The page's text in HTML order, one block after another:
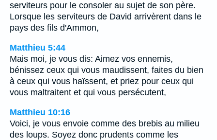
serviteurs pour le consoler au sujet de son père.
Lorsque les serviteurs de David arrivèrent dans le
pays des fils d'Ammon,
Matthieu 5:44
Mais moi, je vous dis: Aimez vos ennemis,
bénissez ceux qui vous maudissent, faites du bien
à ceux qui vous haïssent, et priez pour ceux qui
vous maltraitent et qui vous persécutent,
Matthieu 10:16
Voici, je vous envoie comme des brebis au milieu
des loups. Soyez donc prudents comme les